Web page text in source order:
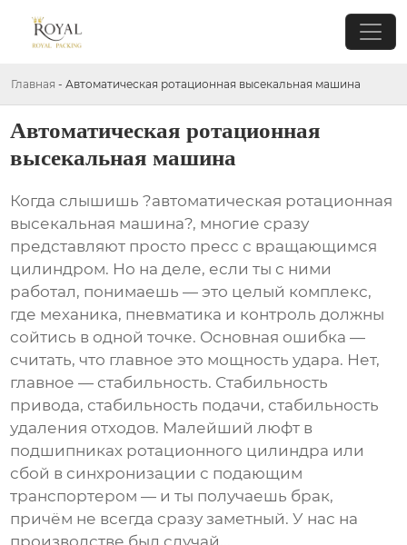
Главная - Автоматическая ротационная высекальная машина
Автоматическая ротационная
высекальная машина
Когда слышишь ?автоматическая ротационная
высекальная машина?, многие сразу
представляют просто пресс с вращающимся
цилиндром. Но на деле, если ты с ними
работал, понимаешь — это целый комплекс,
где механика, пневматика и контроль должны
сойтись в одной точке. Основная ошибка —
считать, что главное это мощность удара. Нет,
главное — стабильность. Стабильность
привода, стабильность подачи, стабильность
удаления отходов. Малейший люфт в
подшипниках ротационного цилиндра или
сбой в синхронизации с подающим
транспортером — и ты получаешь брак,
причём не всегда сразу заметный. У нас на